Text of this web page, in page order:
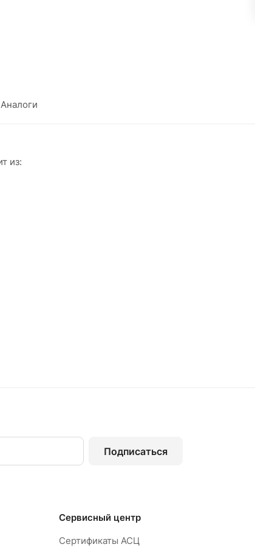
Аналоги
из:
Подписаться
Сервисный центр
Сертификаты АСЦ